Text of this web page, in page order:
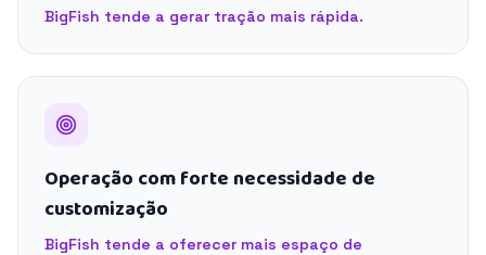
BigFish tende a gerar tração mais rápida.
Operação com forte necessidade de
customização
BigFish tende a oferecer mais espaço de